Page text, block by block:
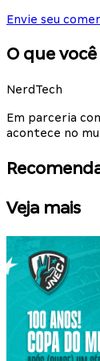
Envie seu
O que
NerdTech
Em parceria
acontece no
Veja mais